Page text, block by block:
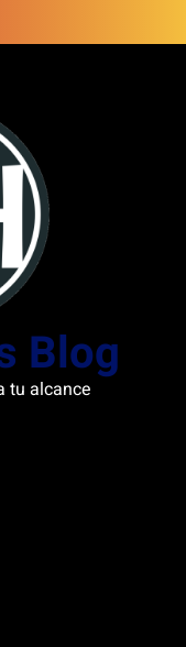
Blog
tu alcance